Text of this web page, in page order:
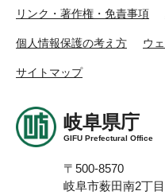
リンク・著作権・免責事項
個人情報保護の考え方 ウ
サイトマップ
岐阜県庁
GIFU Prefectural Office
〒500-8570
岐阜市薮田南2丁